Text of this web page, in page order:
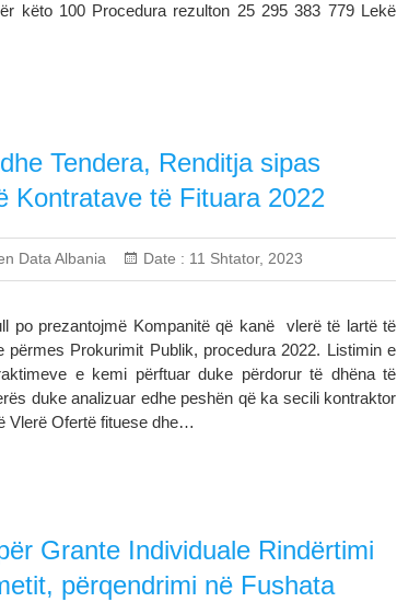
këto 100 Procedura rezulton 25 295 383 779 Lekë
Tendera, Renditja sipas
Kontratave të Fituara 2022
Data Albania Date : 11 Shtator, 2023
po prezantojmë Kompanitë që kanë vlerë të lartë të
përmes Prokurimit Publik, procedura 2022. Listimin e
e kemi përftuar duke përdorur të dhëna të
duke analizuar edhe peshën që ka secili kontraktor
Vlerë Ofertë fituese dhe…
Grante Individuale Rindërtimi
përqendrimi në Fushata